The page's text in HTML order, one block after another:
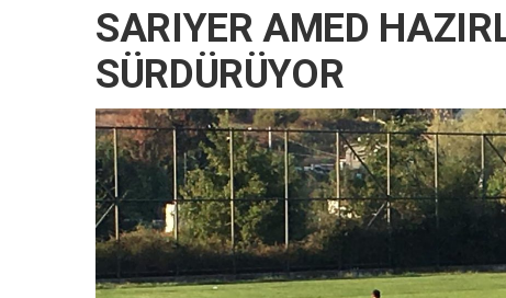
SARIYER AMED
SÜRDÜRÜYOR